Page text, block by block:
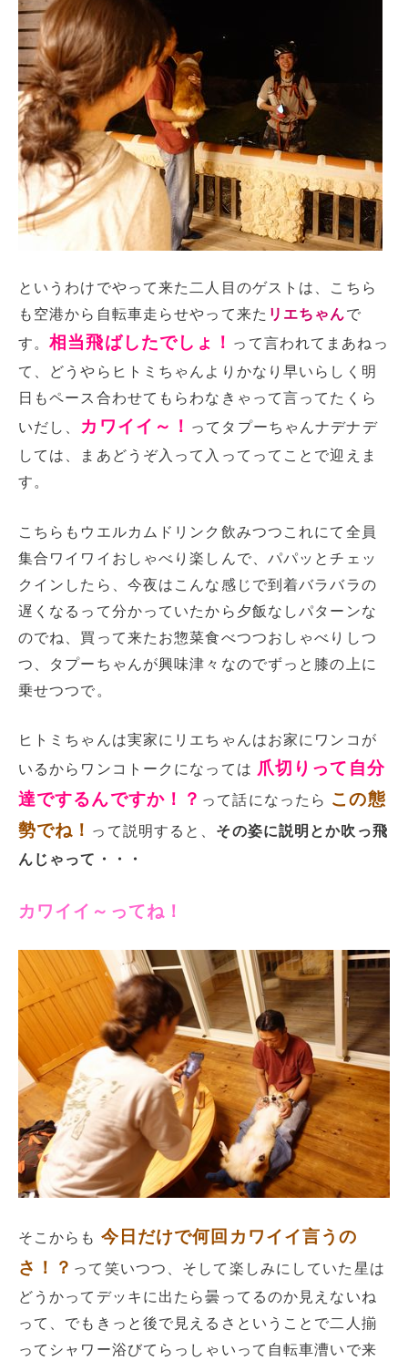
というわけでやって来た二人目のゲストは、こちら
も空港から自転車走らせやって来た リエちゃんで
す。相当飛ばしたでしょ！ って言われてまあねっ
て、どうやらヒトミちゃんよりかなり早いらしく明
日もペース合わせてもらわなきゃって言ってたくら
いだし、 カワイイ～！ ってタプーちゃんナデナデ
しては、まあどうぞ入って入ってってことで迎えま
す。
こちらもウエルカムドリンク飲みつつこれにて全員
集合ワイワイおしゃべり楽しんで、パパッとチェッ
クインしたら、今夜はこんな感じで到着バラバラの
遅くなるって分かっていたから夕飯なしパターンな
のでね、買って来たお惣菜食べつつおしゃべりしつ
つ、タプーちゃんが興味津々なのでずっと膝の上に
乗せつつで。
ヒトミちゃんは実家にリエちゃんはお家にワンコが
いるからワンコトークになっては 爪切りって自分
達でするんですか！？ って話になったら この態
勢でね！ って説明すると、 その姿に説明とか吹っ飛
んじゃって・・・
カワイイ～ってね！
そこからも 今日だけで何回カワイイ言うの
さ！？ って笑いつつ、そして楽しみにしていた星は
どうかってデッキに出たら曇ってるのか見えないね
って、でもきっと後で見えるさということで二人揃
ってシャワー浴びてらっしゃいって自転車漕いで来